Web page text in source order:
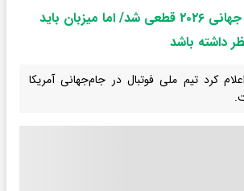
حضور ایران در جام جهانی ۲۰۲۶ قطعی شد/ اما میزبان باید
داشته باشد
کرد تیم ملی فوتبال در جام‌جهانی آمریکا